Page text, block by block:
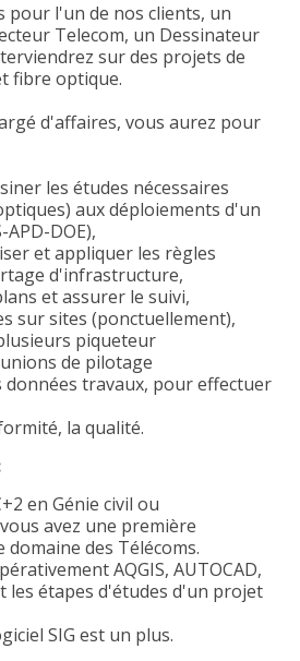
pour l'un de nos clients, un
Telecom, un Dessinateur
sur des projets de
fibre optique.
d'affaires, vous aurez pour
les études nécessaires
aux déploiements d'un
APD-DOE),
et appliquer les règles
d'infrastructure,
et assurer le suivi,
sur sites (ponctuellement),
piqueteur
de pilotage
données travaux, pour effectuer
la qualité.
en Génie civil ou
avez une première
domaine des Télécoms.
AQGIS, AUTOCAD,
les étapes d'études d'un projet
SIG est un plus.